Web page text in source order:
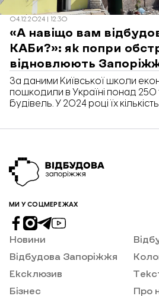
04.12.2024 | 12:30
«А навіщо вам
КАБи?»: як попри
відновлюють
Миколаїв
За даними Київської школи
пошкодили в Україні понад 250
будівель. У 2024 році їх
містах тривають першочергові
зруйновані будинки зводять
відновлювати зруйноване зараз
час відбудови долають у
МИ У СОЦМЕРЕЖАХ
Новини
Відбудова Запоріжжя
Ексклюзив
Бізнес
Про